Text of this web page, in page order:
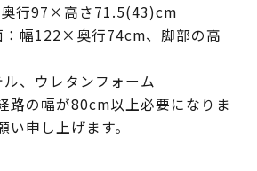
行97×高さ71.5(43)cm
：幅122×奥行74cm、脚部の高
、ウレタンフォーム
路の幅が80cm以上必要になりま
申し上げます。